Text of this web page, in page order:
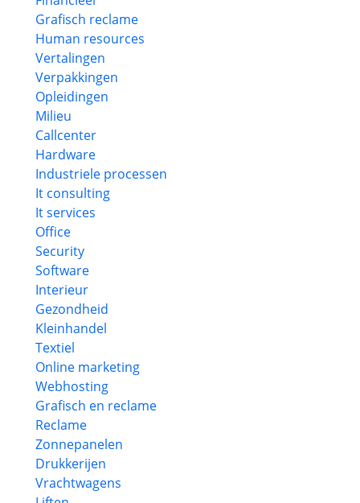
Grafisch reclame
Human resources
Vertalingen
Verpakkingen
Opleidingen
Milieu
Callcenter
Hardware
Industriele processen
It consulting
It services
Office
Security
Software
Interieur
Gezondheid
Kleinhandel
Textiel
Online marketing
Webhosting
Grafisch en reclame
Reclame
Zonnepanelen
Drukkerijen
Vrachtwagens